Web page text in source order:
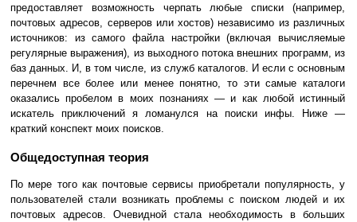
предоставляет возможность черпать любые списки (например,
почтовых адресов, серверов или хостов) независимо из различных
источников: из самого файла настройки (включая вычисляемые
регулярные выражения), из выходного потока внешних программ, из
баз данных. И, в том числе, из служб каталогов. И если с основным
перечнем все более или менее понятно, то эти самые каталоги
оказались пробелом в моих познаниях — и как любой истинный
искатель приключений я ломанулся на поиски инфы. Ниже —
краткий конспект моих поисков.
Общедоступная теория
По мере того как почтовые сервисы приобретали популярность, у
пользователей стали возникать проблемы с поиском людей и их
почтовых адресов. Очевидной стала необходимость в больших